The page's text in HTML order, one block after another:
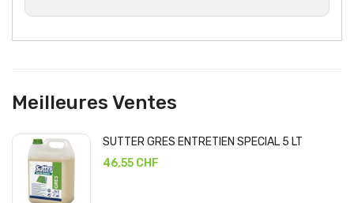
Meilleures Ventes
SUTTER GRES ENTRETIEN SPECIAL 5 LT
46,55 CHF